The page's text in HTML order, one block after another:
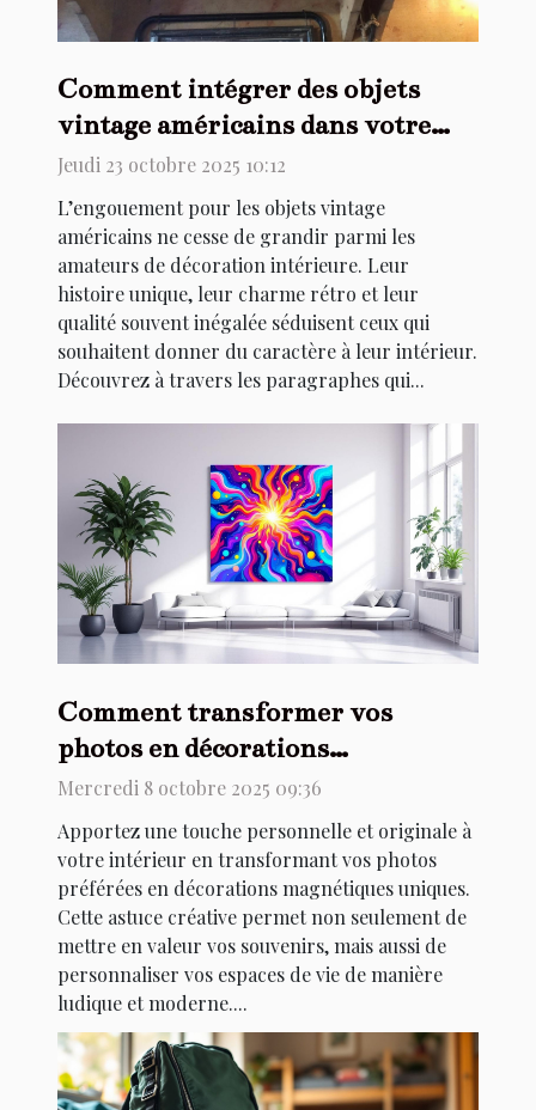
Comment intégrer des objets
vintage américains dans votre
décoration intérieure ?
Jeudi 23 octobre 2025 10:12
L’engouement pour les objets vintage
américains ne cesse de grandir parmi les
amateurs de décoration intérieure. Leur
histoire unique, leur charme rétro et leur
qualité souvent inégalée séduisent ceux qui
souhaitent donner du caractère à leur intérieur.
Découvrez à travers les paragraphes qui...
Comment transformer vos
photos en décorations
magnétiques uniques ?
Mercredi 8 octobre 2025 09:36
Apportez une touche personnelle et originale à
votre intérieur en transformant vos photos
préférées en décorations magnétiques uniques.
Cette astuce créative permet non seulement de
mettre en valeur vos souvenirs, mais aussi de
personnaliser vos espaces de vie de manière
ludique et moderne....